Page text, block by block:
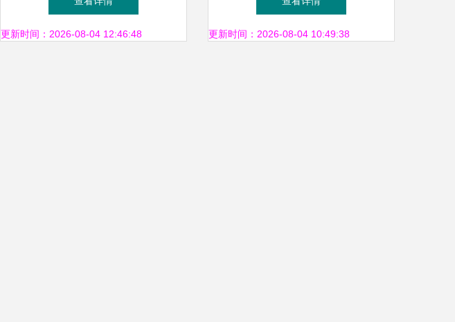
更新时间：2026-08-04 12:46:48 护航
更新时间：2026-08-04 10:49:38